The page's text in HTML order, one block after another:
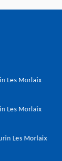
Les Morlaix
Les Morlaix
Les Morlaix